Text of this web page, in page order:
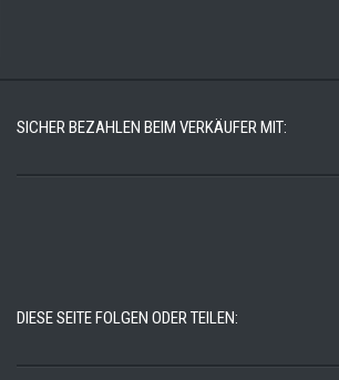
SICHER BEZAHLEN BEIM VERKÄUFER MIT:
DIESE SEITE FOLGEN ODER TEILEN: